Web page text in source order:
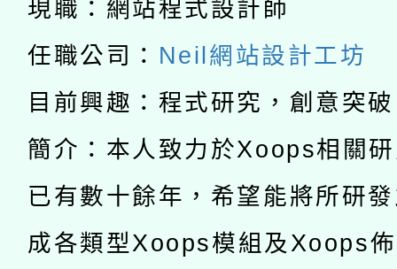
礎課程
A3數位素養講師名單
「數位內容與教學軟體
pilot」
薪期間赴陸應申請許可
轉知經濟部水利署委託
115年8月22日(星期六
2026年桃園地景藝術
現職：網站程式設計師
任職公司： Neil網站設計工坊
目前興趣：程式研究，創意突
簡介：本人致力於Xoops相關
已有數十餘年，希望能將所研
成各類型Xoops模組及Xoops